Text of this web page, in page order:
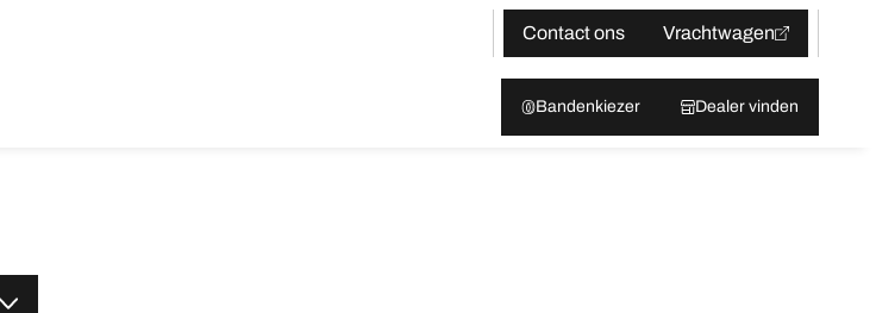
Contact ons
Vrachtwagen
Bandenkiezer Dealer vinden